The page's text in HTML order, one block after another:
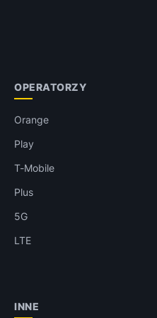
OPERATORZY
Orange
Play
T-Mobile
Plus
5G
LTE
INNE